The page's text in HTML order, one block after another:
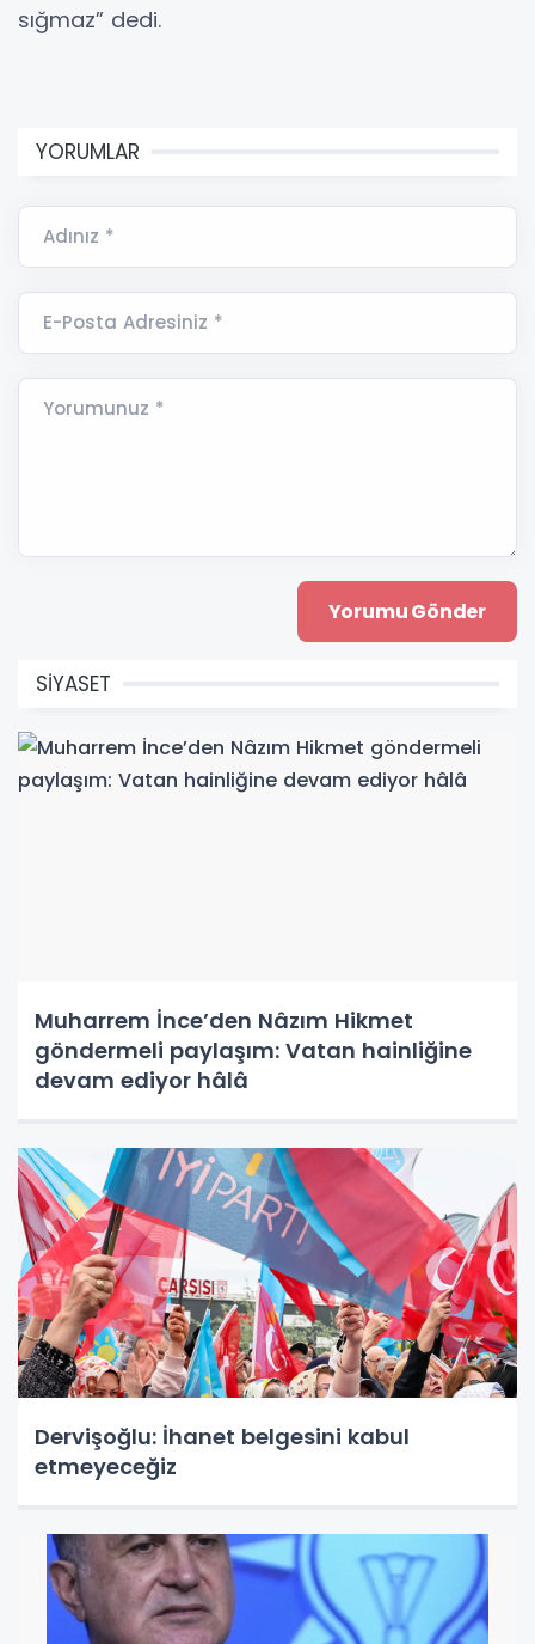
sığmaz” dedi.
YORUMLAR
Adınız *
E-Posta Adresiniz *
Yorumunuz *
SİYASET
Muharrem İnce’den Nâzım Hikmet
göndermeli paylaşım: Vatan hainliğine
devam ediyor hâlâ
Dervişoğlu: İhanet belgesini kabul
etmeyeceğiz